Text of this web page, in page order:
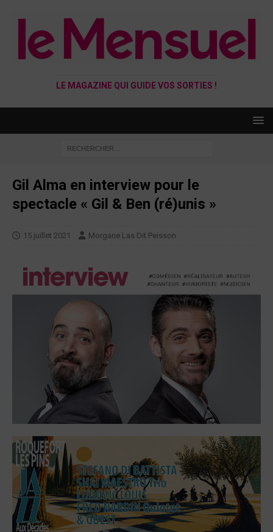
LE MAGAZINE QUI GUIDE VOS SORTIES !
Gil Alma en interview pour le
spectacle « Gil & Ben (ré)unis »
15 juillet 2021 Morgane Las Dit Peisson